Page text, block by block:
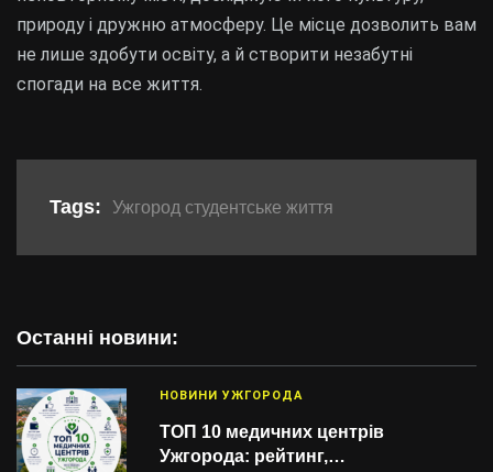
Останні новини:
НОВИНИ УЖГОРОДА
ТОП 10 медичних центрів
Ужгорода: рейтинг,…
природу і дружню атмосферу. Це місце дозволить вам
не лише здобути освіту, а й створити незабутні
спогади на все життя.
Tags: Ужгород студентське життя